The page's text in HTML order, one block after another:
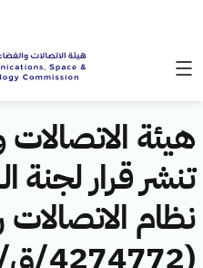
هيئة الاتصالات
تنشر قرار لجنة
نظام